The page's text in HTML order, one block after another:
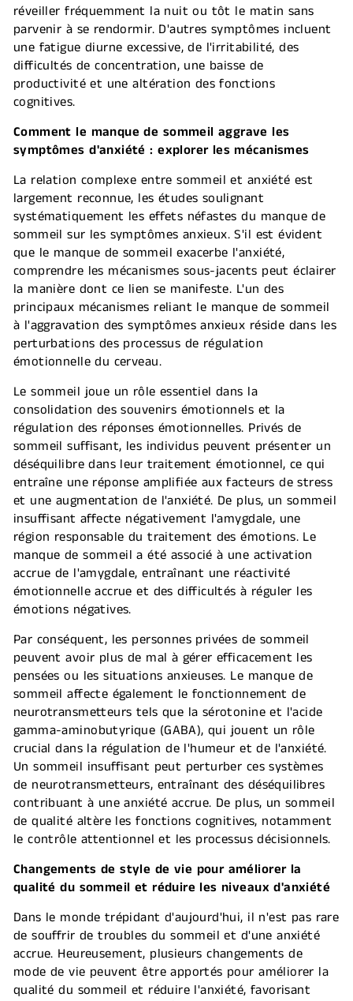
réveiller fréquemment la nuit ou tôt le matin sans
parvenir à se rendormir. D'autres symptômes incluent
une fatigue diurne excessive, de l'irritabilité, des
difficultés de concentration, une baisse de
productivité et une altération des fonctions
cognitives.
Comment le manque de sommeil aggrave les
symptômes d'anxiété : explorer les mécanismes
La relation complexe entre sommeil et anxiété est
largement reconnue, les études soulignant
systématiquement les effets néfastes du manque de
sommeil sur les symptômes anxieux. S'il est évident
que le manque de sommeil exacerbe l'anxiété,
comprendre les mécanismes sous-jacents peut éclairer
la manière dont ce lien se manifeste. L'un des
principaux mécanismes reliant le manque de sommeil
à l'aggravation des symptômes anxieux réside dans les
perturbations des processus de régulation
émotionnelle du cerveau.
Le sommeil joue un rôle essentiel dans la
consolidation des souvenirs émotionnels et la
régulation des réponses émotionnelles. Privés de
sommeil suffisant, les individus peuvent présenter un
déséquilibre dans leur traitement émotionnel, ce qui
entraîne une réponse amplifiée aux facteurs de stress
et une augmentation de l'anxiété. De plus, un sommeil
insuffisant affecte négativement l'amygdale, une
région responsable du traitement des émotions. Le
manque de sommeil a été associé à une activation
accrue de l'amygdale, entraînant une réactivité
émotionnelle accrue et des difficultés à réguler les
émotions négatives.
Par conséquent, les personnes privées de sommeil
peuvent avoir plus de mal à gérer efficacement les
pensées ou les situations anxieuses. Le manque de
sommeil affecte également le fonctionnement de
neurotransmetteurs tels que la sérotonine et l'acide
gamma-aminobutyrique (GABA), qui jouent un rôle
crucial dans la régulation de l'humeur et de l'anxiété.
Un sommeil insuffisant peut perturber ces systèmes
de neurotransmetteurs, entraînant des déséquilibres
contribuant à une anxiété accrue. De plus, un sommeil
de qualité altère les fonctions cognitives, notamment
le contrôle attentionnel et les processus décisionnels.
Changements de style de vie pour améliorer la
qualité du sommeil et réduire les niveaux d'anxiété
Dans le monde trépidant d'aujourd'hui, il n'est pas rare
de souffrir de troubles du sommeil et d'une anxiété
accrue. Heureusement, plusieurs changements de
mode de vie peuvent être apportés pour améliorer la
qualité du sommeil et réduire l'anxiété, favorisant